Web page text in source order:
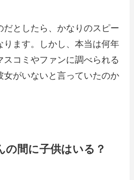
だとしたら、かなりのスピー
ります。しかし、本当は何年
スコミやファンに調べられる
女がいないと言っていたのか
の間に子供はいる？